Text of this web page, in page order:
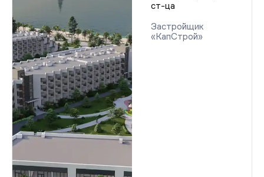
ст-ца
Застройщик
«КапСтрой»